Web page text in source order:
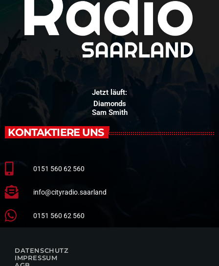
Jetzt läuft:
Diamonds
Sam Smith
KONTAKTIERE UNS
0151 560 62 560
info@cityradio.saarland
0151 560 62 560
DATENSCHUTZ
IMPRESSUM